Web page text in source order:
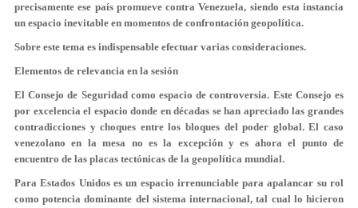
precisamente ese país promueve contra Venezuela, siendo esta instancia
un espacio inevitable en momentos de confrontación geopolítica.
Sobre este tema es indispensable efectuar varias consideraciones.
Elementos de relevancia en la sesión
El Consejo de Seguridad como espacio de controversia. Este Consejo es
por excelencia el espacio donde en décadas se han apreciado las grandes
contradicciones y choques entre los bloques del poder global. El caso
venezolano en la mesa no es la excepción y es ahora el punto de
encuentro de las placas tectónicas de la geopolítica mundial.
Para Estados Unidos es un espacio irrenunciable para apalancar su rol
como potencia dominante del sistema internacional, tal cual lo hicieron